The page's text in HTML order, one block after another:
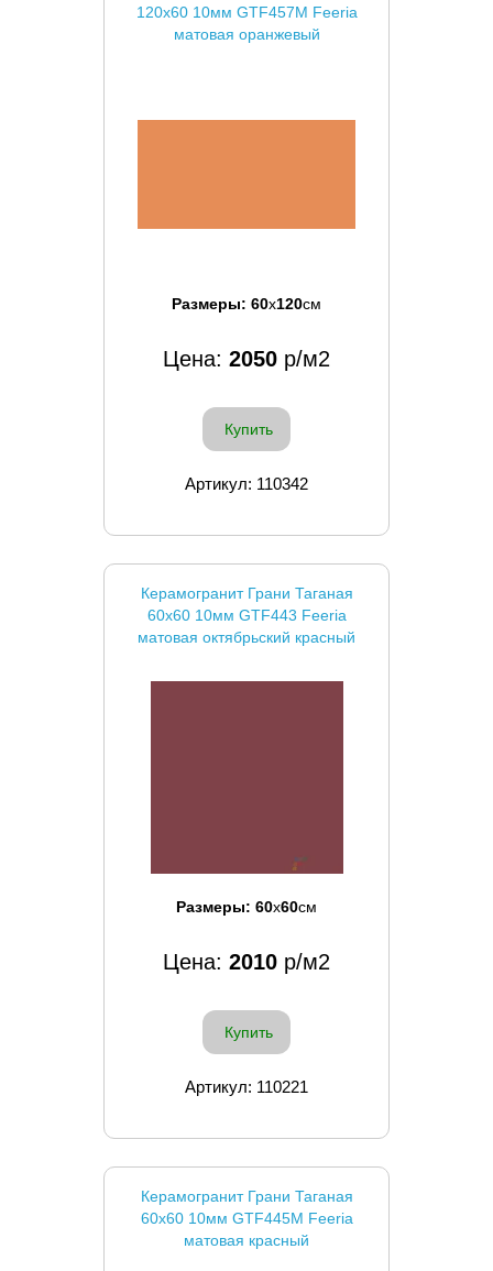
120x60 10мм GTF457M Feeria
матовая оранжевый
Размеры: 60x120см
Цена: 2050 р/м2
Купить
Артикул: 110342
Керамогранит Грани Таганая
60x60 10мм GTF443 Feeria
матовая октябрьский красный
Размеры: 60x60см
Цена: 2010 р/м2
Купить
Артикул: 110221
Керамогранит Грани Таганая
60x60 10мм GTF445M Feeria
матовая красный